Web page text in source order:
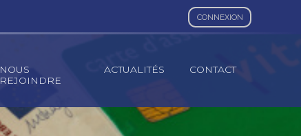
CONNEXION
NOUS
REJOINDRE
ACTUALITÉS CONTACT